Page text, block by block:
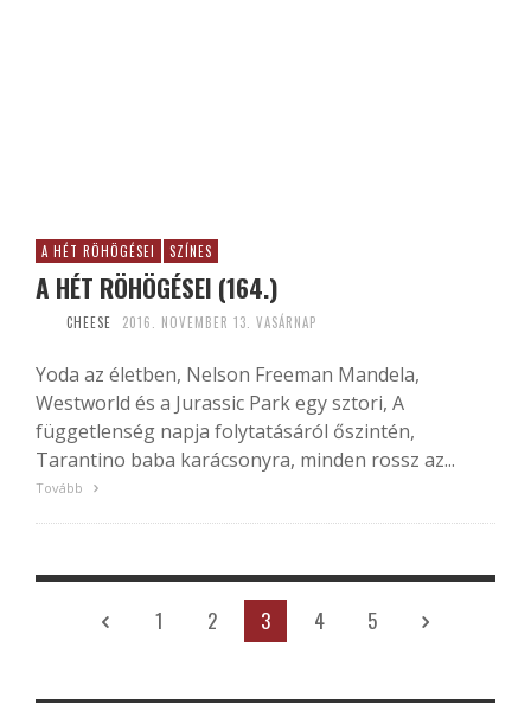
A HÉT RÖHÖGÉSEI SZÍNES
A HÉT RÖHÖGÉSEI (164.)
CHEESE 2016. NOVEMBER 13. VASÁRNAP
Yoda az életben, Nelson Freeman Mandela,
Westworld és a Jurassic Park egy sztori, A
függetlenség napja folytatásáról őszintén,
Tarantino baba karácsonyra, minden rossz az...
Tovább
1 2 3 4 5